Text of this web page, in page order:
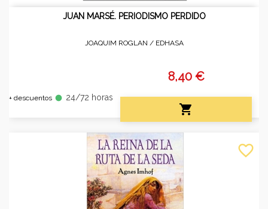
JUAN MARSÉ. PERIODISMO PERDIDO
JOAQUIM ROGLAN / EDHASA
+ descuentos fiber_manual_record 24/72 horas
8,40 €

favorite_border